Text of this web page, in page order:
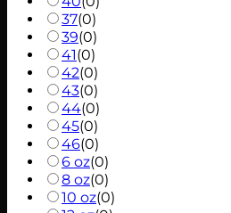
37(0)
39(0)
41(0)
42(0)
43(0)
44(0)
45(0)
46(0)
6 oz(0)
8 oz(0)
10 oz(0)